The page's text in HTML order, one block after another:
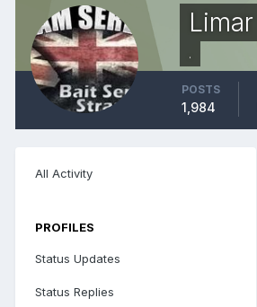
Limar
.
POSTS
1,984
All Activity
PROFILES
Status Updates
Status Replies